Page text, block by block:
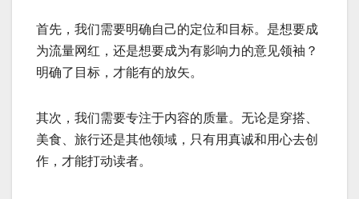
首先，我们需要明确自己的定位和目标。是想要成
为流量网红，还是想要成为有影响力的意见领袖？
明确了目标，才能有的放矢。
其次，我们需要专注于内容的质量。无论是穿搭、
美食、旅行还是其他领域，只有用真诚和用心去创
作，才能打动读者。